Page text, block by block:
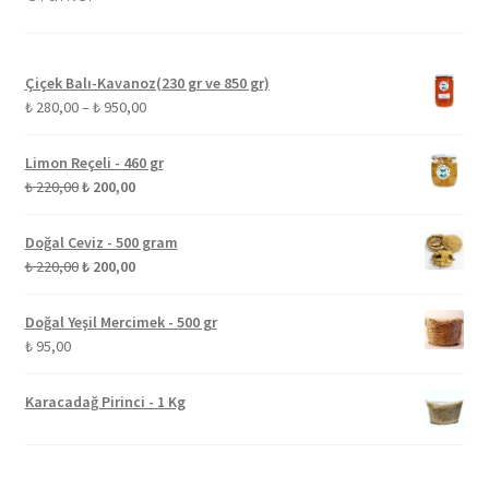
Çiçek Balı-Kavanoz(230 gr ve 850 gr)
₺280,00– ₺950,00Fiyat
Limon Reçeli - 460 gr
₺220,00Orijinal
₺ 220,00.
₺200,00Şu
₺ 200,00.
Doğal Ceviz - 500 gram
₺220,00Orijinal
₺ 220,00.
₺200,00Şu
fiyat:
Doğal Yeşil Mercimek - 500 gr
₺95,00
Karacadağ Pirinci - 1 Kg